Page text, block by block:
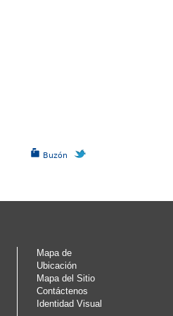
Buzón
Mapa de
Ubicación
Mapa del Sitio
Contáctenos
Identidad Visual